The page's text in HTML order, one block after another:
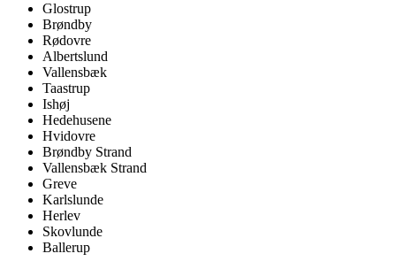
Glostrup
Brøndby
Rødovre
Albertslund
Vallensbæk
Taastrup
Ishøj
Hedehusene
Hvidovre
Brøndby Strand
Vallensbæk Strand
Greve
Karlslunde
Herlev
Skovlunde
Ballerup